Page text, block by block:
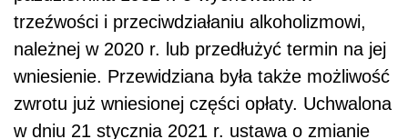
trzeźwości i przeciwdziałaniu alkoholizmowi,
należnej w 2020 r. lub przedłużyć termin na jej
wniesienie. Przewidziana była także możliwość
zwrotu już wniesionej części opłaty. Uchwalona
w dniu 21 stycznia 2021 r. ustawa o zmianie